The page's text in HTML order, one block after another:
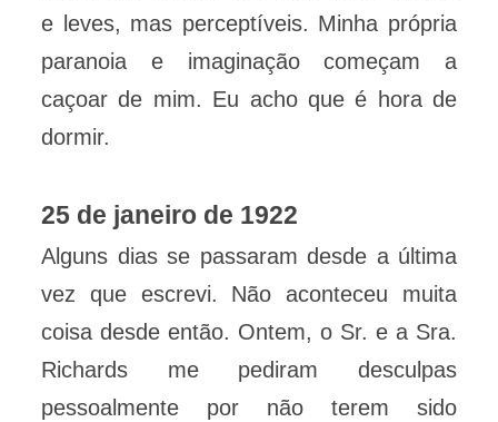
e leves, mas perceptíveis. Minha própria
paranoia e imaginação começam a
caçoar de mim. Eu acho que é hora de
dormir.
25 de janeiro de 1922
Alguns dias se passaram desde a última
vez que escrevi. Não aconteceu muita
coisa desde então. Ontem, o Sr. e a Sra.
Richards me pediram desculpas
pessoalmente por não terem sido